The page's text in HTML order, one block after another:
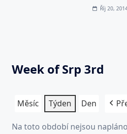
Říj 20,
Week of Srp 3rd
Měsíc Týden Den
Na toto období nejsou